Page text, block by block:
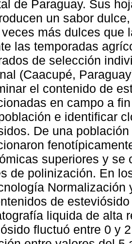
de Paraguay. Sus
un sabor
más dulces que
las temporadas
de selección
(Caacupé,
el contenido de
en campo a
e identificar
De una
superiores y se
de polinización. En
de
liquida de alta
fluctuó entre 0 y